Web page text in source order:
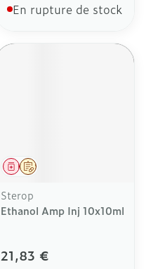
En rupture de stock
Sur prescription
Médicament
Sterop
Ethanol Amp Inj 10x10ml
21,83 €